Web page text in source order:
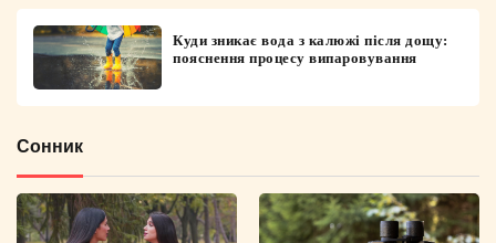
Куди зникає вода з калюжі після дощу:
пояснення процесу випаровування
Сонник